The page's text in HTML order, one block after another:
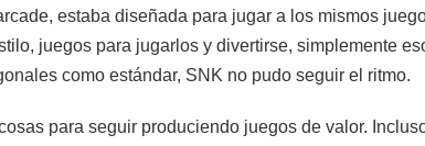
estaba diseñada para jugar a los mismos
juegos para jugarlos y divertirse, simplemente
como estándar, SNK no pudo seguir el ritmo.
para seguir produciendo juegos de valor.